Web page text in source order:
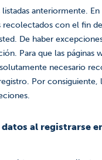
anteriormente. En
recolectados con el fin
De haber
Para que las páginas
necesario
Por consiguiente,
al registrarse